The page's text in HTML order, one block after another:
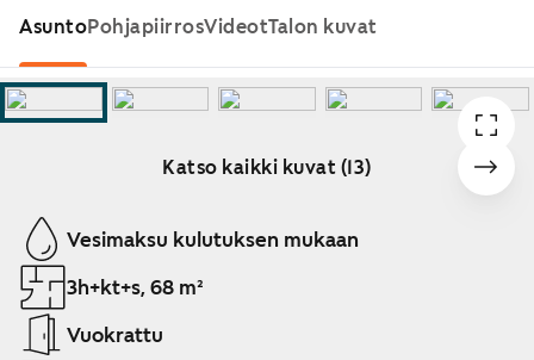
AsuntoPohjapiirrosVideotTalon kuvat
Katso kaikki kuvat (13)
Näytetään dia 1 / 13
Vesimaksu kulutuksen mukaan
3h+kt+s, 68 m²
Vuokrattu